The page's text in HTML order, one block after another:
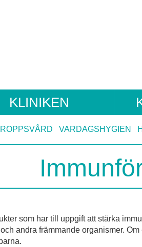
KLINIKEN
VARDAGSHYGIEN
som har till uppgift att stärka
andra främmande organismer.